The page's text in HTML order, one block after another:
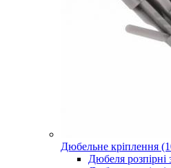
Дюбельне кріплення
Дюбеля розпірні